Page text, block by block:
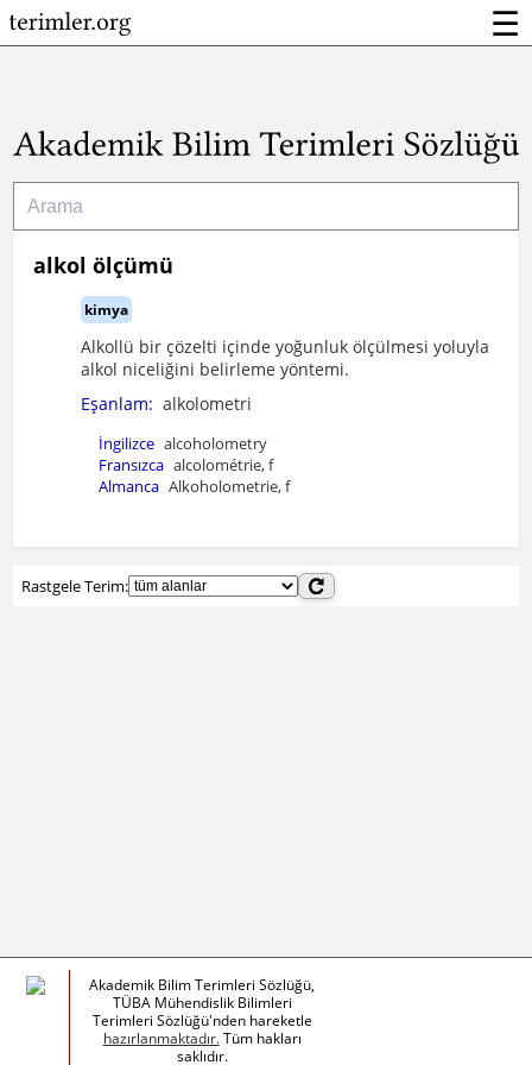
☰
alkol ölçümü
kimya
Alkollü bir çözelti içinde yoğunluk ölçülmesi yoluyla
alkol niceliğini belirleme yöntemi.
Eşanlam: alkolometri
İngilizce alcoholometry
Fransızca alcolométrie, f
Almanca Alkoholometrie, f
Rastgele Terim:
Akademik Bilim Terimleri Sözlüğü,
TÜBA Mühendislik Bilimleri
Terimleri Sözlüğü'nden hareketle
hazırlanmaktadır.Tüm hakları
saklıdır.